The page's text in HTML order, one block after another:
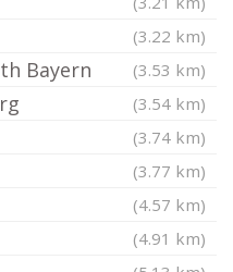
(3.22 km)
Bayern (3.53 km)
(3.54 km)
(3.74 km)
(3.77 km)
(4.57 km)
(4.91 km)